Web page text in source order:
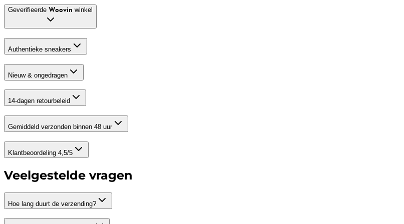
Geverifieerde Woovin winkel
Authentieke sneakers
Nieuw & ongedragen
14-dagen retourbeleid
Gemiddeld verzonden binnen 48 uur
Klantbeoordeling 4,5/5
Veelgestelde vragen
Hoe lang duurt de verzending?